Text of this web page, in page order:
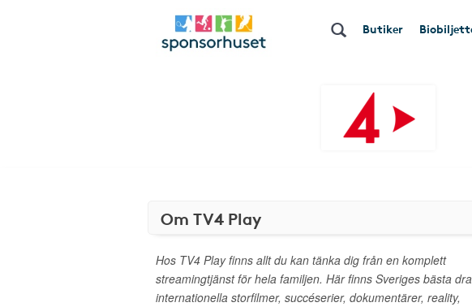
Butiker
Om TV4 Play
Hos TV4 Play finns allt du kan tänka dig från en komplett
streamingtjänst för hela familjen. Här finns Sveriges bästa
internationella storfilmer, succéserier, dokumentärer, reality,